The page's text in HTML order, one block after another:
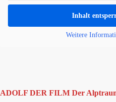
Inhalt
Weitere
ADOLF DER FILM Der